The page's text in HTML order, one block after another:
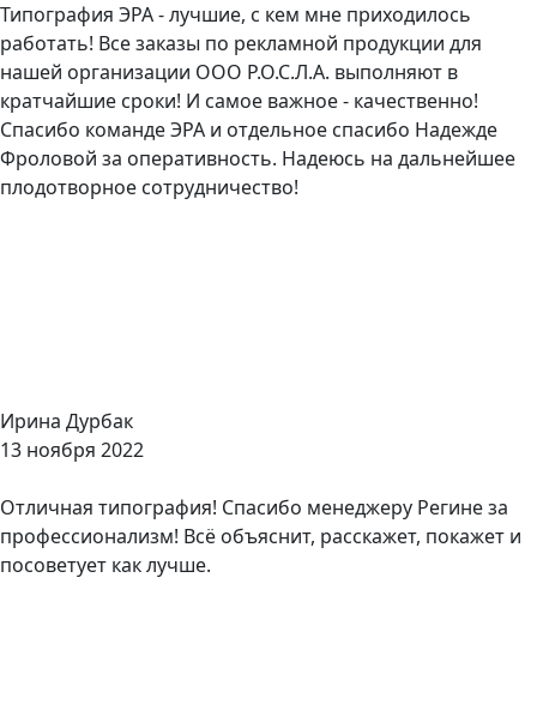
Типография ЭРА - лучшие, с кем мне приходилось
работать! Все заказы по рекламной продукции для
нашей организации ООО Р.О.С.Л.А. выполняют в
кратчайшие сроки! И самое важное - качественно!
Спасибо команде ЭРА и отдельное спасибо Надежде
Фроловой за оперативность. Надеюсь на дальнейшее
плодотворное сотрудничество!
Ирина Дурбак
13 ноября 2022
Отличная типография! Спасибо менеджеру Регине за
профессионализм! Всё объяснит, расскажет, покажет и
посоветует как лучше.